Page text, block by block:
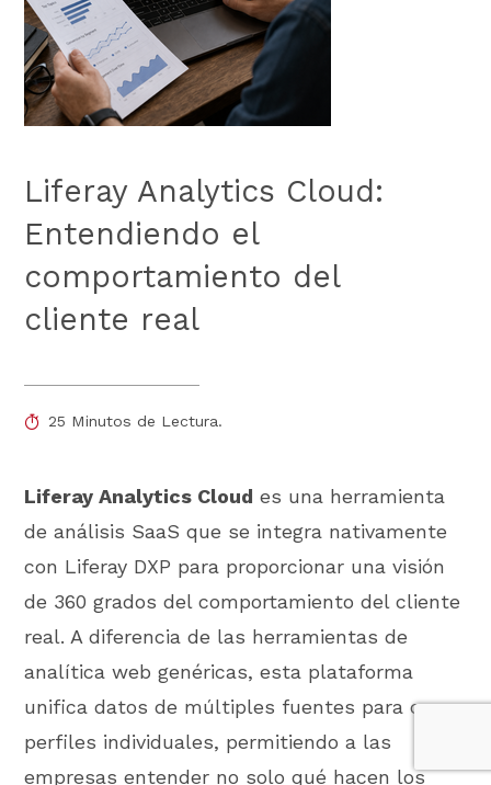
Liferay Analytics Cloud:
Entendiendo el
comportamiento del
cliente real
25 Minutos de Lectura.
Liferay Analytics Cloud es una herramienta
de análisis SaaS que se integra nativamente
con Liferay DXP para proporcionar una visión
de 360 grados del comportamiento del cliente
real. A diferencia de las herramientas de
analítica web genéricas, esta plataforma
unifica datos de múltiples fuentes para crear
perfiles individuales, permitiendo a las
empresas entender no solo qué hacen los